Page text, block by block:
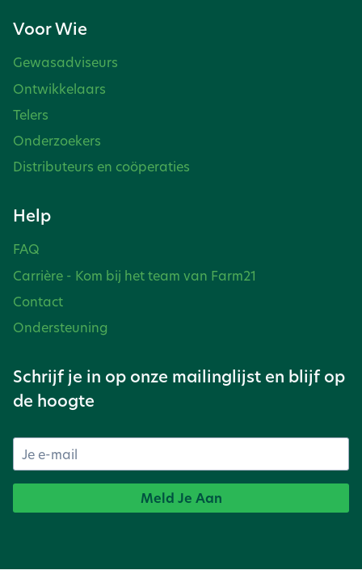
Voor Wie
Gewasadviseurs
Ontwikkelaars
Telers
Onderzoekers
Distributeurs en coöperaties
Help
FAQ
Carrière - Kom bij het team van Farm21
Contact
Ondersteuning
Schrijf je in op onze mailinglijst en blijf op
de hoogte
Meld Je Aan